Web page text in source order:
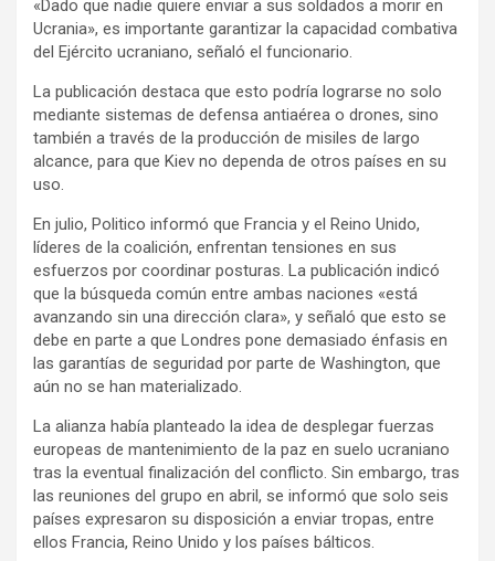
«Dado que nadie quiere enviar a sus soldados a morir en
Ucrania», es importante garantizar la capacidad combativa
del Ejército ucraniano, señaló el funcionario.
La publicación destaca que esto podría lograrse no solo
mediante sistemas de defensa antiaérea o drones, sino
también a través de la producción de misiles de largo
alcance, para que Kiev no dependa de otros países en su
uso.
En julio, Politico informó que Francia y el Reino Unido,
líderes de la coalición, enfrentan tensiones en sus
esfuerzos por coordinar posturas. La publicación indicó
que la búsqueda común entre ambas naciones «está
avanzando sin una dirección clara», y señaló que esto se
debe en parte a que Londres pone demasiado énfasis en
las garantías de seguridad por parte de Washington, que
aún no se han materializado.
La alianza había planteado la idea de desplegar fuerzas
europeas de mantenimiento de la paz en suelo ucraniano
tras la eventual finalización del conflicto. Sin embargo, tras
las reuniones del grupo en abril, se informó que solo seis
países expresaron su disposición a enviar tropas, entre
ellos Francia, Reino Unido y los países bálticos.